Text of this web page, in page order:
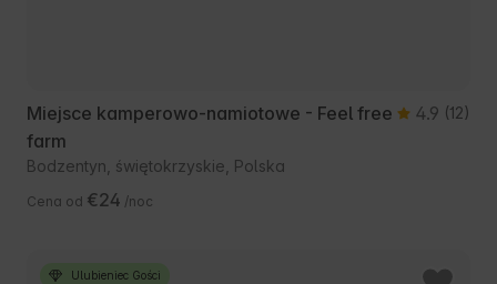
Miejsce kamperowo-namiotowe - Feel free
farm
4.9 (12)
Bodzentyn, świętokrzyskie, Polska
Cena od €24 /noc
Ulubieniec Gości